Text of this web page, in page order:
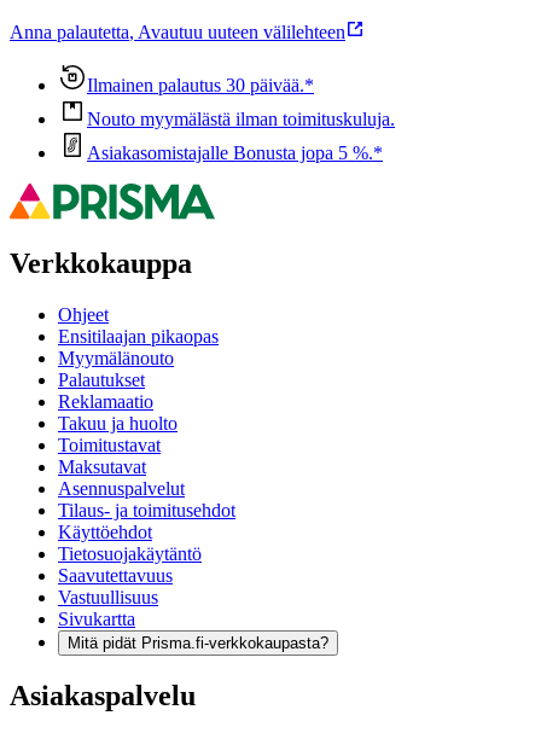
Anna palautetta, Avautuu uuteen välilehteen
Ilmainen palautus 30 päivää.*
Nouto myymälästä ilman toimituskuluja.
Asiakasomistajalle Bonusta jopa 5 %.*
Verkkokauppa
Ohjeet
Ensitilaajan pikaopas
Myymälänouto
Palautukset
Reklamaatio
Takuu ja huolto
Toimitustavat
Maksutavat
Asennuspalvelut
Tilaus- ja toimitusehdot
Käyttöehdot
Tietosuojakäytäntö
Saavutettavuus
Vastuullisuus
Sivukartta
Mitä pidät Prisma.fi-verkkokaupasta?
Asiakaspalvelu